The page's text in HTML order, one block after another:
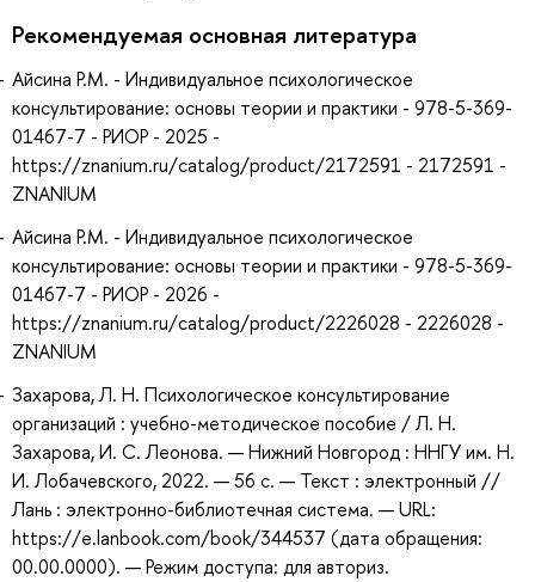
Рекомендуемая основная литература
Айсина Р.М. - Индивидуальное психологическое
консультирование: основы теории и практики - 978-5-369-
01467-7 - РИОР - 2025 -
https://znanium.ru/catalog/product/2172591 - 2172591 -
ZNANIUM
Айсина Р.М. - Индивидуальное психологическое
консультирование: основы теории и практики - 978-5-369-
01467-7 - РИОР - 2026 -
https://znanium.ru/catalog/product/2226028 - 2226028 -
ZNANIUM
Захарова, Л. Н. Психологическое консультирование
организаций : учебно-методическое пособие / Л. Н.
Захарова, И. С. Леонова. — Нижний Новгород : ННГУ им. Н.
И. Лобачевского, 2022. — 56 с. — Текст : электронный //
Лань : электронно-библиотечная система. — URL:
https://e.lanbook.com/book/344537 (дата обращения:
00.00.0000). — Режим доступа: для авториз.